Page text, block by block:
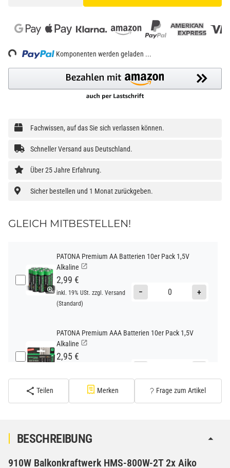
Loading... Komponenten werden geladen ...
Fachwissen, auf das Sie sich verlassen können.
Schneller Versand aus Deutschland.
Über 25 Jahre Erfahrung.
Sicher bestellen und 1 Monat zurückgeben.
GLEICH MITBESTELLEN!
PATONA Premium AA Batterien 10er Pack 1,5V
Alkaline
2,99 €
inkl. 19% USt. zzgl. Versand
(Standard)
− +
PATONA Premium AAA Batterien 10er Pack 1,5V
Alkaline
2,95 €
(Standard)
2,99 €
Teilen Merken Frage zum Artikel
BESCHREIBUNG
910W Balkonkraftwerk HMS-800W-2T 2x Aiko